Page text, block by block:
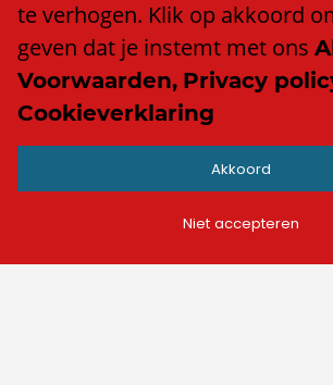
Anti discriminatiebeleid
Contact
Instagram
te verhogen. Klik op akkoord
geven dat je instemt met ons
Voorwaarden, Privacy
Cookieverklaring
Akkoord
Niet accepteren